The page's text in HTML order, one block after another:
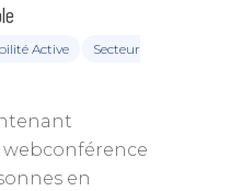
Active
Secteur
en